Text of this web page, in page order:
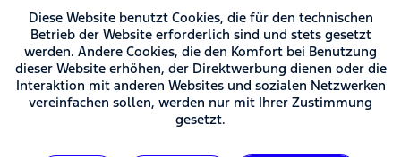
Diese Website benutzt Cookies, die für den technischen
Betrieb der Website erforderlich sind und stets gesetzt
werden. Andere Cookies, die den Komfort bei Benutzung
dieser Website erhöhen, der Direktwerbung dienen oder die
Interaktion mit anderen Websites und sozialen Netzwerken
vereinfachen sollen, werden nur mit Ihrer Zustimmung
gesetzt.